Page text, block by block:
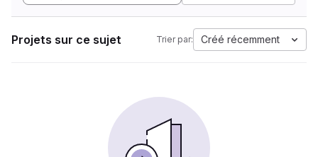
Projets sur ce sujet Trier par: Créé récemment